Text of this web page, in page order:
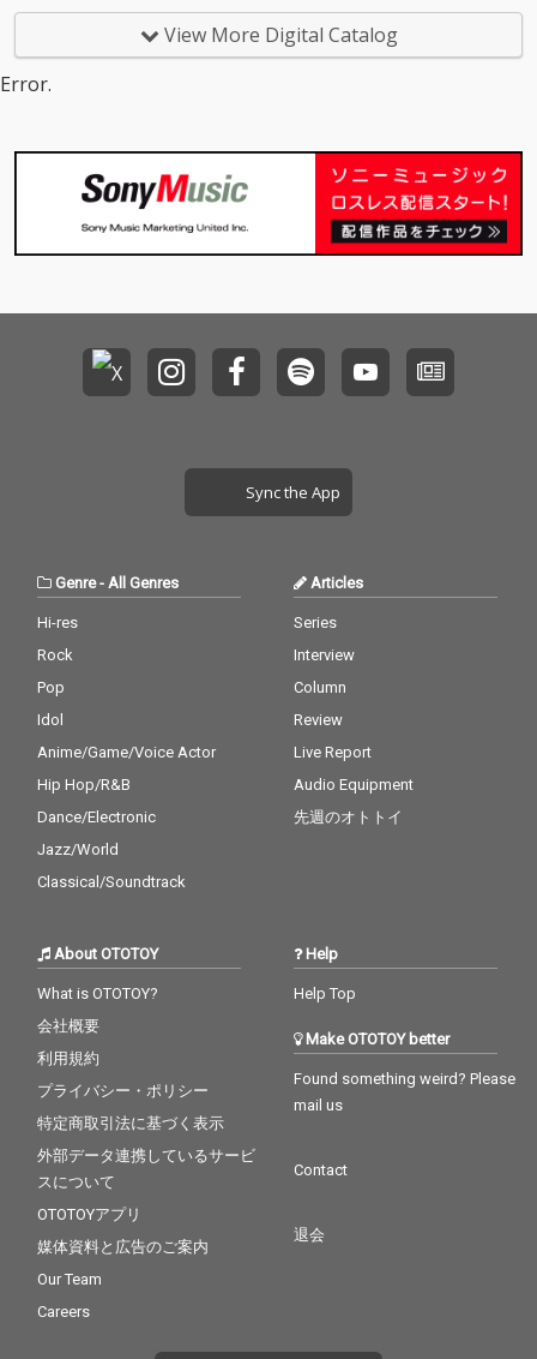
ス」、重く禍々しい愛
を表現した“呪縛ソン
ス」、重く禍々しい愛
を表現した“呪縛ソン
View More Digital Catalog
Error.
Sync the App
Genre- All Genres
Hi-res
Rock
Pop
Idol
Anime/Game/Voice Actor
Hip Hop/R&B
Dance/Electronic
Jazz/World
Classical/Soundtrack
Articles
Series
Interview
Column
Review
Live Report
Audio Equipment
先週のオトトイ
About OTOTOY
What is OTOTOY?
会社概要
利用規約
プライバシー・ポリシー
特定商取引法に基づく表示
外部データ連携しているサービ
スについて
OTOTOYアプリ
媒体資料と広告のご案内
Our Team
Careers
Help
Help Top
Make OTOTOY better
Found something weird? Please
mail us
Contact
退会